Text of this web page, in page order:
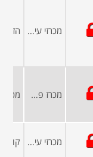
מכרזי עיריות ומועצות
מכרז פרטי
מכרזי עיריות ומועצות